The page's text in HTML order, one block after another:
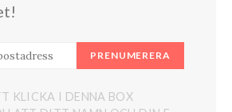
PRENUMERERA
KLICKA I DENNA BOX